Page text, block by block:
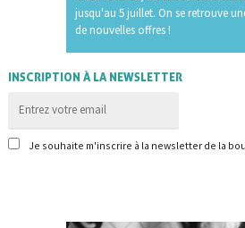
jusqu'au 5 juillet. On se retrouve
de nouvelles offres !
INSCRIPTION À LA NEWSLETTER
Je souhaite m'inscrire à la newsletter de la